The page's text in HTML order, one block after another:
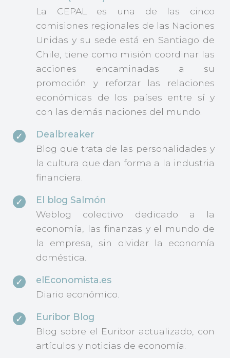
La CEPAL es una de las cinco
comisiones regionales de las Naciones
Unidas y su sede está en Santiago de
Chile, tiene como misión coordinar las
acciones encaminadas a su
promoción y reforzar las relaciones
económicas de los países entre sí y
con las demás naciones del mundo.
Dealbreaker
Blog que trata de las personalidades y
la cultura que dan forma a la industria
financiera.
El blog Salmón
Weblog colectivo dedicado a la
economía, las finanzas y el mundo de
la empresa, sin olvidar la economía
doméstica.
elEconomista.es
Diario económico.
Euribor Blog
Blog sobre el Euribor actualizado, con
artículos y noticias de economía.